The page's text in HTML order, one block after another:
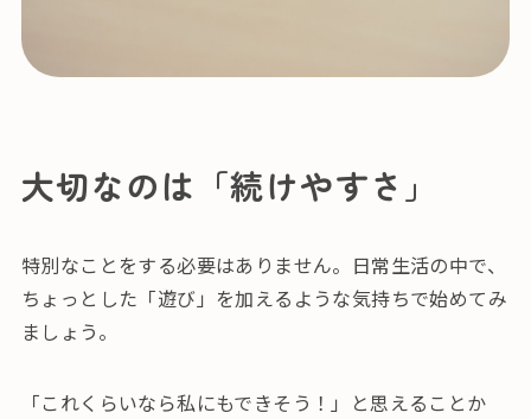
大切なのは「続けやすさ」
特別なことをする必要はありません。日常生活の中で、
ちょっとした「遊び」を加えるような気持ちで始めてみ
ましょう。
「これくらいなら私にもできそう！」と思えることか